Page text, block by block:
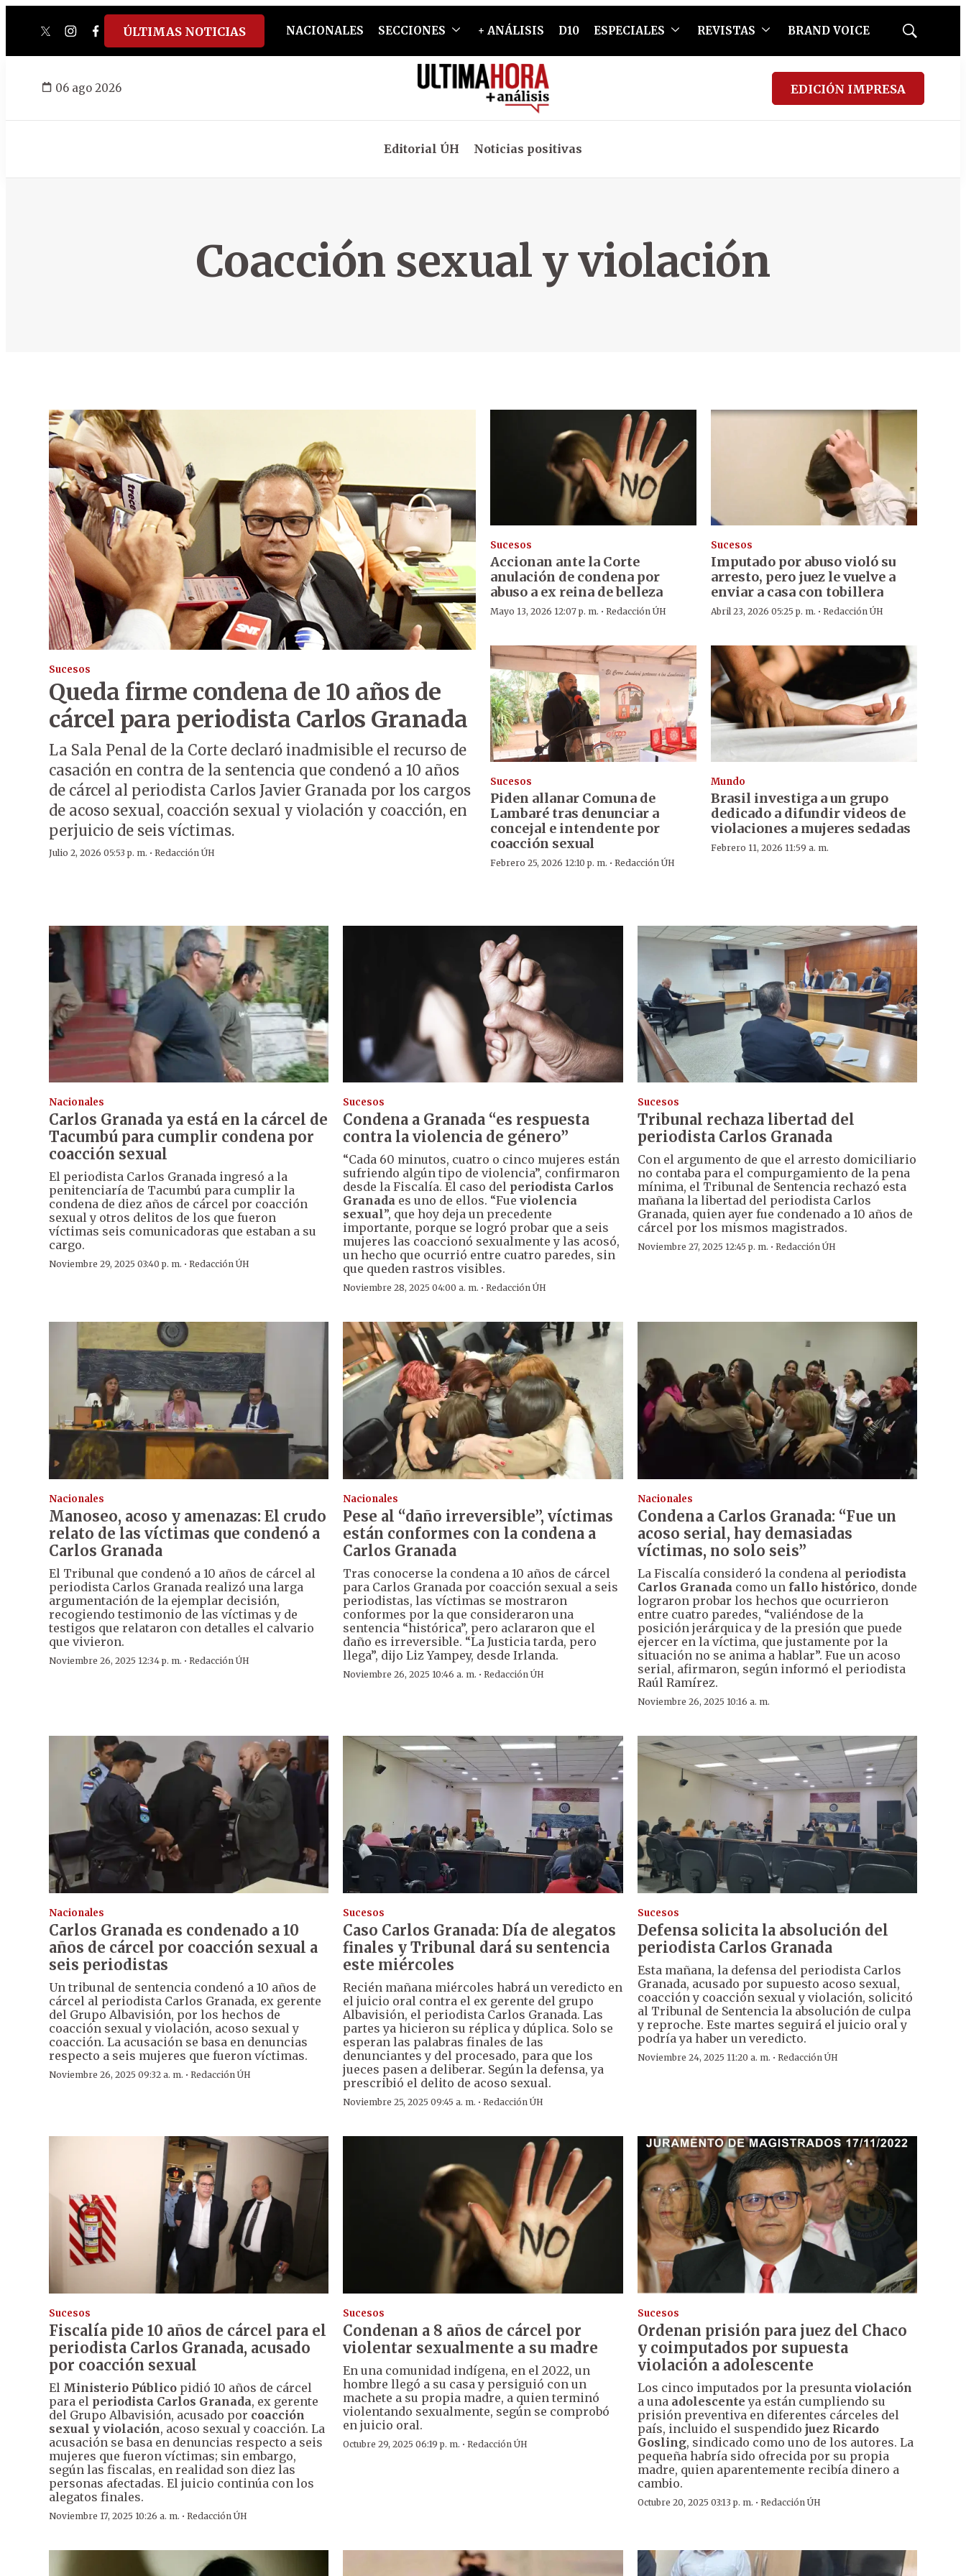
twitterinstagram
facebook
tiktokyoutube
spotify
ÚLTIMAS NOTICIAS NACIONALES SECCIONES + ANÁLISIS D10 ESPECIALES REVISTAS BRAND VOICE
Mostrar
06 ago 2026 EDICIÓN IMPRESA
Editorial ÚH Noticias positivas
Coacción sexual y violación
Sucesos
Queda firme condena de 10 años de
cárcel para periodista Carlos Granada
La Sala Penal de la Corte declaró inadmisible el recurso de
casación en contra de la sentencia que condenó a 10 años
de cárcel al periodista Carlos Javier Granada por los cargos
de acoso sexual, coacción sexual y violación y coacción, en
perjuicio de seis víctimas.
Julio 2, 2026 05:53 p. m. · Redacción ÚH
Sucesos
Accionan ante la Corte
anulación de condena por
abuso a ex reina de belleza
Mayo 13, 2026 12:07 p. m. · Redacción ÚH
Sucesos
Imputado por abuso violó su
arresto, pero juez le vuelve a
enviar a casa con tobillera
Abril 23, 2026 05:25 p. m. · Redacción ÚH
Sucesos
Piden allanar Comuna de
Lambaré tras denunciar a
concejal e intendente por
coacción sexual
Febrero 25, 2026 12:10 p. m. · Redacción ÚH
Mundo
Brasil investiga a un grupo
dedicado a difundir videos de
violaciones a mujeres sedadas
Febrero 11, 2026 11:59 a. m.
Nacionales
Carlos Granada ya está en la cárcel de
Tacumbú para cumplir condena por
coacción sexual
El periodista Carlos Granada ingresó a la
penitenciaría de Tacumbú para cumplir la
condena de diez años de cárcel por coacción
sexual y otros delitos de los que fueron
víctimas seis comunicadoras que estaban a su
cargo.
Noviembre 29, 2025 03:40 p. m. · Redacción ÚH
Sucesos
Condena a Granada “es respuesta
contra la violencia de género”
“Cada 60 minutos, cuatro o cinco mujeres están
sufriendo algún tipo de violencia”, confirmaron
desde la Fiscalía. El caso del periodista Carlos
Granada es uno de ellos. “Fueviolencia
sexual”, que hoy deja un precedente
importante, porque se logró probar que a seis
mujeres las coaccionó sexualmente y las acosó,
un hecho que ocurrió entre cuatro paredes, sin
que queden rastros visibles.
Noviembre 28, 2025 04:00 a. m. ·Redacción ÚH
Sucesos
Tribunal rechaza libertad del
periodista Carlos Granada
Con el argumento de que el arresto domiciliario
no contaba para el compurgamiento de la pena
mínima, el Tribunal de Sentencia rechazó esta
mañana la libertad del periodista Carlos
Granada, quien ayer fue condenado a 10 años de
cárcel por los mismos magistrados.
Noviembre 27, 2025 12:45 p. m. · Redacción ÚH
Nacionales
Manoseo, acoso y amenazas: El crudo
relato de las víctimas que condenó a
Carlos Granada
El Tribunal que condenó a 10 años de cárcel al
periodista Carlos Granada realizó una larga
argumentación de la ejemplar decisión,
recogiendo testimonio de las víctimas y de
testigos que relataron con detalles el calvario
que vivieron.
Noviembre 26, 2025 12:34 p. m. · Redacción ÚH
Nacionales
Pese al “daño irreversible”, víctimas
están conformes con la condena a
Carlos Granada
Tras conocerse la condena a 10 años de cárcel
para Carlos Granada por coacción sexual a seis
periodistas, las víctimas se mostraron
conformes por la que consideraron una
sentencia “histórica”, pero aclararon que el
daño es irreversible. “La Justicia tarda, pero
llega”, dijo Liz Yampey, desde Irlanda.
Noviembre 26, 2025 10:46 a. m. ·Redacción ÚH
Nacionales
Condena a Carlos Granada: “Fue un
acoso serial, hay demasiadas
víctimas, no solo seis”
La Fiscalía consideró la condena al periodista
Carlos Granadacomo un fallo histórico, donde
lograron probar los hechos que ocurrieron
entre cuatro paredes, “valiéndose de la
posición jerárquica y de la presión que puede
ejercer en la víctima, que justamente por la
situación no se anima a hablar”. Fue un acoso
serial, afirmaron, según informó el periodista
Raúl Ramírez.
Noviembre 26, 2025 10:16 a. m.
Nacionales
Carlos Granada es condenado a 10
años de cárcel por coacción sexual a
seis periodistas
Un tribunal de sentencia condenó a 10 años de
cárcel al periodista Carlos Granada, ex gerente
del Grupo Albavisión, por los hechos de
coacción sexual y violación, acoso sexual y
coacción. La acusación se basa en denuncias
respecto a seis mujeres que fueron víctimas.
Noviembre 26, 2025 09:32 a. m. · Redacción ÚH
Sucesos
Caso Carlos Granada: Día de alegatos
finales y Tribunal dará su sentencia
este miércoles
Recién mañana miércoles habrá un veredicto en
el juicio oral contra el ex gerente del grupo
Albavisión, el periodista Carlos Granada. Las
partes ya hicieron su réplica y dúplica. Solo se
esperan las palabras finales de las
denunciantes y del procesado, para que los
jueces pasen a deliberar. Según la defensa, ya
prescribió el delito de acoso sexual.
Noviembre 25, 2025 09:45 a. m. ·Redacción ÚH
Sucesos
Defensa solicita la absolución del
periodista Carlos Granada
Esta mañana, la defensa del periodista Carlos
Granada, acusado por supuesto acoso sexual,
coacción y coacción sexual y violación, solicitó
al Tribunal de Sentencia la absolución de culpa
y reproche. Este martes seguirá el juicio oral y
podría ya haber un veredicto.
Noviembre 24, 2025 11:20 a. m. · Redacción ÚH
Sucesos
Fiscalía pide 10 años de cárcel para el
periodista Carlos Granada, acusado
por coacción sexual
El Ministerio Público pidió 10 años de cárcel
para el periodista Carlos Granada, ex gerente
del Grupo Albavisión, acusado por coacción
sexual y violación, acoso sexual y coacción. La
acusación se basa en denuncias respecto a seis
mujeres que fueron víctimas; sin embargo,
según las fiscalas, en realidad son diez las
personas afectadas. El juicio continúa con los
alegatos finales.
Noviembre 17, 2025 10:26 a. m. · Redacción ÚH
Sucesos
Condenan a 8 años de cárcel por
violentar sexualmente a su madre
En una comunidad indígena, en el 2022, un
hombre llegó a su casa y persiguió con un
machete a su propia madre, a quien terminó
violentando sexualmente, según se comprobó
en juicio oral.
Octubre 29, 2025 06:19 p. m. ·Redacción ÚH
Sucesos
Ordenan prisión para juez del Chaco
y coimputados por supuesta
violación a adolescente
Los cinco imputados por la presunta violación
a una adolescente ya están cumpliendo su
prisión preventiva en diferentes cárceles del
país, incluido el suspendido juez Ricardo
Gosling, sindicado como uno de los autores. La
pequeña habría sido ofrecida por su propia
madre, quien aparentemente recibía dinero a
cambio.
Octubre 20, 2025 03:13 p. m. · Redacción ÚH